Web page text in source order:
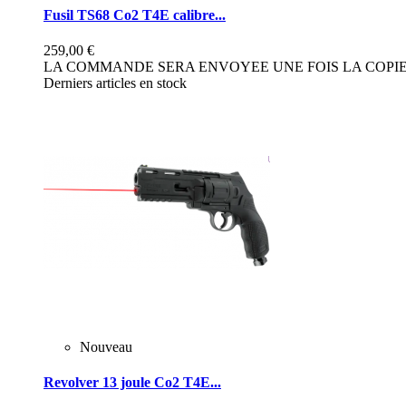
Fusil TS68 Co2 T4E calibre...
259,00 €
LA COMMANDE SERA ENVOYEE UNE FOIS LA
Derniers articles en stock
Nouveau
Revolver 13 joule Co2 T4E...